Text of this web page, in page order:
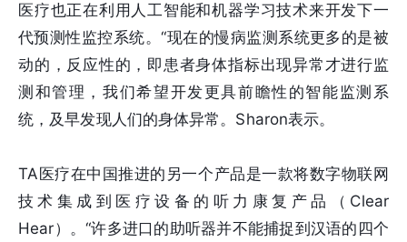
医疗也正在利用人工智能和机器学习技术来开发下一
代预测性监控系统。“现在的慢病监测系统更多的是被
动的，反应性的，即患者身体指标出现异常才进行监
测和管理，我们希望开发更具前瞻性的智能监测系
统，及早发现人们的身体异常。Sharon表示。
TA医疗在中国推进的另一个产品是一款将数字物联网
技术集成到医疗设备的听力康复产品（Clear
Hear）。“许多进口的助听器并不能捕捉到汉语的四个